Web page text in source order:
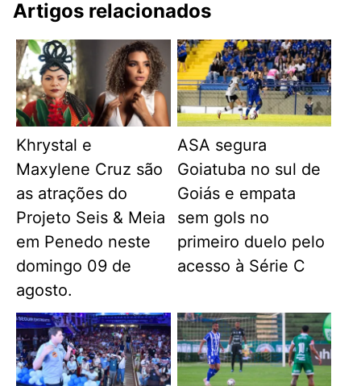
Artigos relacionados
Khrystal e
Maxylene Cruz são
as atrações do
Projeto Seis & Meia
em Penedo neste
domingo 09 de
agosto.
ASA segura
Goiatuba no sul de
Goiás e empata
sem gols no
primeiro duelo pelo
acesso à Série C